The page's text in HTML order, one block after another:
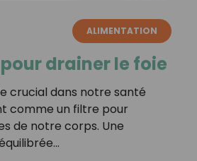
ALIMENTATION
drainer le foie
crucial dans notre santé
comme un filtre pour
de notre corps. Une